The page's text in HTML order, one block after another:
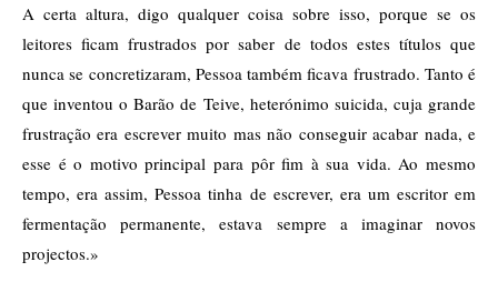
A certa altura, digo qualquer coisa sobre isso, porque se os
leitores ficam frustrados por saber de todos estes títulos que
nunca se concretizaram, Pessoa também ficava frustrado. Tanto é
que inventou o Barão de Teive, heterónimo suicida, cuja grande
frustração era escrever muito mas não conseguir acabar nada, e
esse é o motivo principal para pôr fim à sua vida. Ao mesmo
tempo, era assim, Pessoa tinha de escrever, era um escritor em
fermentação permanente, estava sempre a imaginar novos
projectos.»